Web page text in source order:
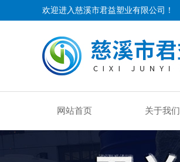
欢迎进入慈溪市君益塑业有限公司！
网站首页 关于我们